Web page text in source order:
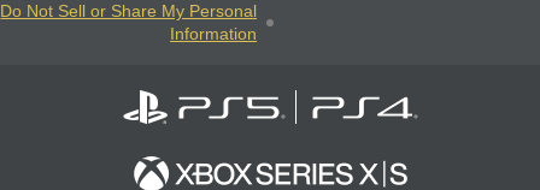
Do Not Sell or Share My Personal
Information